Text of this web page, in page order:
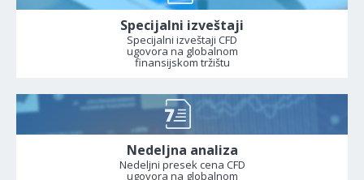
Specijalni izveštaji
Specijalni izveštaji CFD
ugovora na globalnom
finansijskom tržištu
Nedeljna analiza
Nedeljni presek cena CFD
ugovora na globalnom